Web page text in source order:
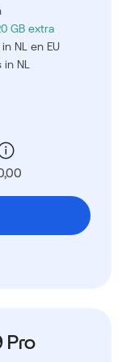
GB extra
NL en EU
NL
Pro